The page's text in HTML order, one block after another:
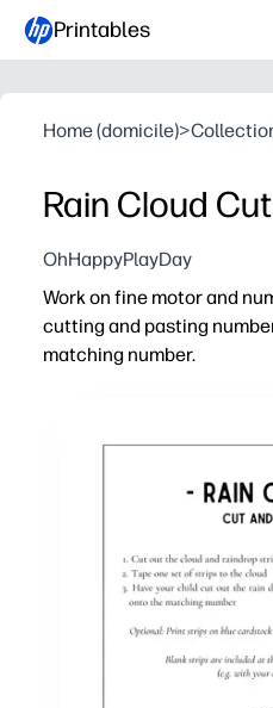
Printables
Home (domicile)>
Rain Cloud
OhHappyPlayDay
Work on fine motor and
cutting and pasting
matching number.